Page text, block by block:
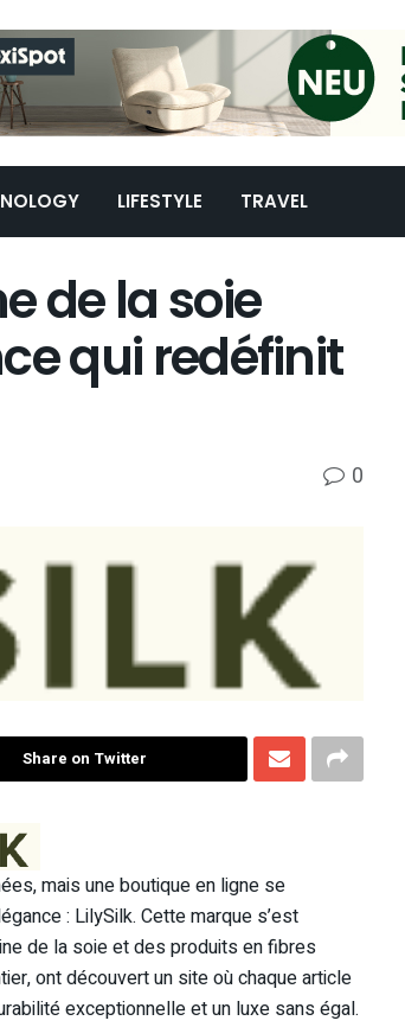
LIFESTYLE TRAVEL
de la soie
qui redéfinit
0
Share on Twitter
mais une boutique en ligne se
: LilySilk. Cette marque s’est
de la soie et des produits en fibres
ont découvert un site où chaque article
exceptionnelle et un luxe sans égal.